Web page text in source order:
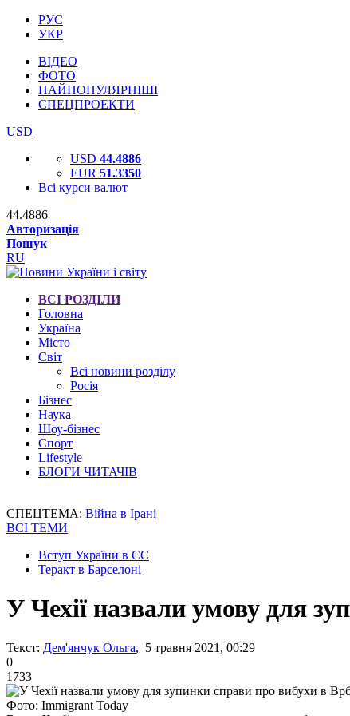
РУС
УКР
ВІДЕО
ФОТО
НАЙПОПУЛЯРНІШІ
СПЕЦПРОЕКТИ
USD
USD 44.4886
EUR 51.3350
Всі курси валют
44.4886
Авторизація
Пошук
RU
ВСІ РОЗДІЛИ
Головна
Україна
Місто
Світ
Всі новини розділу
Росія
Бізнес
Наука
Шоу-бізнес
Спорт
Lifestyle
БЛОГИ ЧИТАЧІВ
СПЕЦТЕМА: Війна в Ірані
ВСІ ТЕМИ
Вступ України в ЄС
Теракт в Барселоні
У Чехії назвали умову для
Текст: Дем'янчук Ольга, 5 травня 2021, 00:29
0
1733
Фото: Immigrant Today